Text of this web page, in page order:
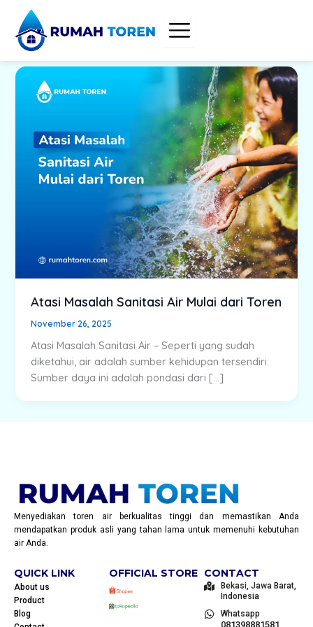
content
Atasi Masalah Sanitasi Air Mulai dari Toren
November 26, 2025
Atasi Masalah Sanitasi Air – Seperti yang sudah
diketahui, air adalah sumber kehidupan tersendiri.
Sumber daya ini adalah pondasi dari […]
Menyediakan toren air berkualitas tinggi dan memastikan Anda
mendapatkan produk asli yang tahan lama untuk memenuhi kebutuhan
air Anda.
QUICK LINK
About us
Product
Blog
OFFICIAL STORE CONTACT
Bekasi, Jawa Barat,
Indonesia
Whatsapp
081398881581